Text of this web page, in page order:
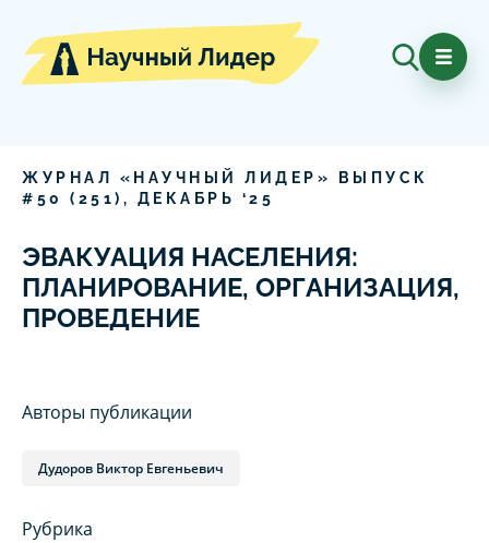
ЖУРНАЛ «НАУЧНЫЙ ЛИДЕР» ВЫПУСК
# 50 ( 251), ДЕКАБРЬ ‘25
ЭВАКУАЦИЯ НАСЕЛЕНИЯ:
ПЛАНИРОВАНИЕ, ОРГАНИЗАЦИЯ,
ПРОВЕДЕНИЕ
Авторы публикации
Дудоров Виктор Евгеньевич
Рубрика